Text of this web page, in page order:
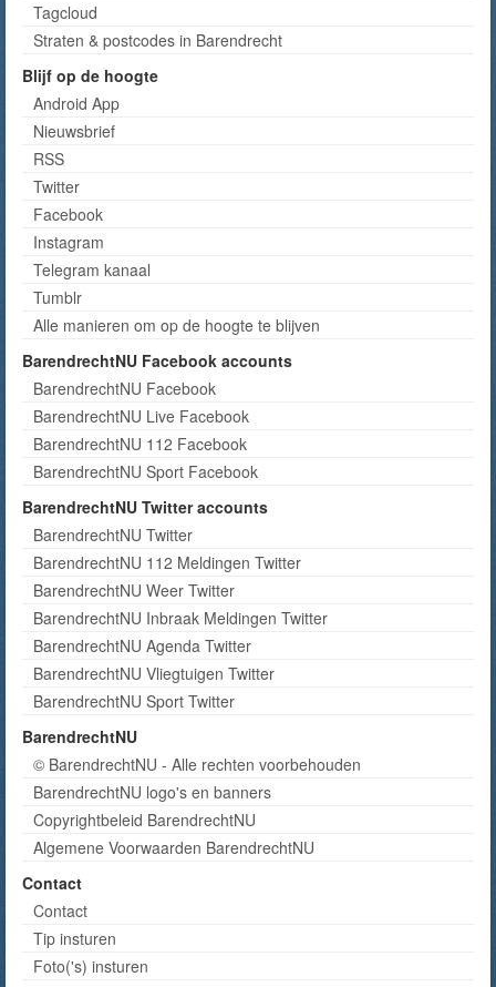
Tagcloud
Straten & postcodes in Barendrecht
Blijf op de hoogte
Android App
Nieuwsbrief
RSS
Twitter
Facebook
Instagram
Telegram kanaal
Tumblr
Alle manieren om op de hoogte te blijven
BarendrechtNU Facebook accounts
BarendrechtNU Facebook
BarendrechtNU Live Facebook
BarendrechtNU 112 Facebook
BarendrechtNU Sport Facebook
BarendrechtNU Twitter accounts
BarendrechtNU Twitter
BarendrechtNU 112 Meldingen Twitter
BarendrechtNU Weer Twitter
BarendrechtNU Inbraak Meldingen Twitter
BarendrechtNU Agenda Twitter
BarendrechtNU Vliegtuigen Twitter
BarendrechtNU Sport Twitter
BarendrechtNU
© BarendrechtNU - Alle rechten voorbehouden
BarendrechtNU logo's en banners
Copyrightbeleid BarendrechtNU
Algemene Voorwaarden BarendrechtNU
Contact
Contact
Tip insturen
Foto('s) insturen